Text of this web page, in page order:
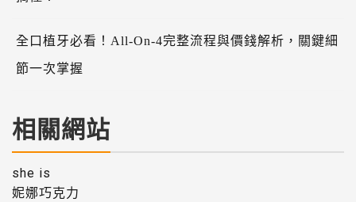
全口植牙必看！All-On-4完整流程與價錢解析，關鍵細
節一次掌握
相關網站
she is
妮娜巧克力